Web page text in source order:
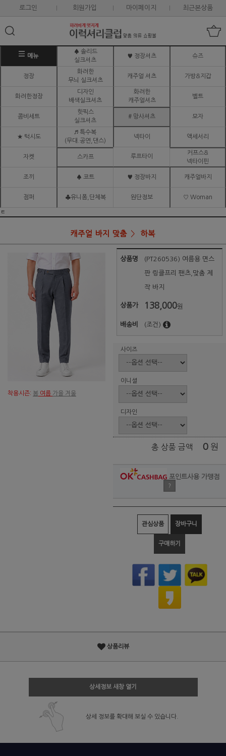
로그인 회원가입 마이페이지 최근본상품
메뉴
♠ 솔리드
실크셔츠
♥ 정장셔츠 슈즈
정장
화려한
무늬 실크셔츠
캐주얼 셔츠 가방&지갑
화려한정장
디자인
배색실크셔츠
화려한
캐주얼셔츠
벨트
콤비세트
핫픽스
실크셔츠
# 망사셔츠 모자
★ 턱시도
♬ 특수복
(무대.공연,댄스)
넥타이 액세서리
자켓 스카프 루프타이
커프스&
넥타이핀
조끼 ♠ 코트 ♥ 정장바지 캐주얼바지
점퍼 ♣유니폼,단체복 원단정보 ♡ Woman
ㅌ
캐주얼 바지 맞춤 하복
착용시즌: 봄 여름 가을 겨울
상품명 (PT260536) 여름용 면스
판 링클프리 팬츠,맞춤 제
작 바지
상품가 138,000원
배송비 (조건)
사이즈
이니셜
디자인
총 상품 금액 0 원
포인트사용 가맹점
?
관심상품 장바구니
구매하기
상품리뷰
상세정보 새창 열기
상세 정보를 확대해 보실 수 있습니다.